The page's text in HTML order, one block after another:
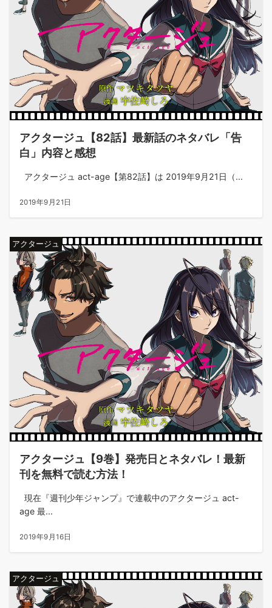
アクタージュ【82話】最新話のネタバレ「告
白」内容と感想
アクタージュ act-age【第82話】は 2019年9月21日（...
2019年9月21日
アクタージュ
アクタージュ【9巻】発売日とネタバレ！最新
刊を無料で読む方法！
現在『週刊少年ジャンプ』で連載中のアクタージュ act-
age 最...
2019年9月16日
アクタージュ